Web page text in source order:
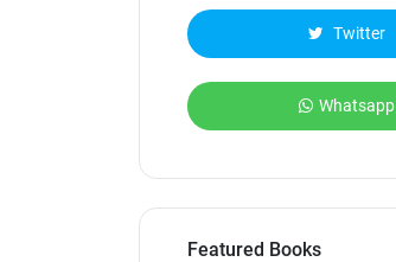
Twitter
Whatsapp
Featured Books